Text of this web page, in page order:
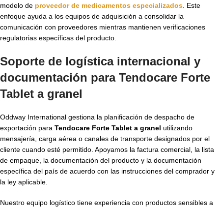
modelo de proveedor de medicamentos especializados . Este
enfoque ayuda a los equipos de adquisición a consolidar la
comunicación con proveedores mientras mantienen verificaciones
regulatorias específicas del producto.
Soporte de logística internacional y
documentación para Tendocare Forte
Tablet a granel
Oddway International gestiona la planificación de despacho de
exportación para Tendocare Forte Tablet a granel utilizando
mensajería, carga aérea o canales de transporte designados por el
cliente cuando esté permitido. Apoyamos la factura comercial, la lista
de empaque, la documentación del producto y la documentación
específica del país de acuerdo con las instrucciones del comprador y
la ley aplicable.
Nuestro equipo logístico tiene experiencia con productos sensibles a